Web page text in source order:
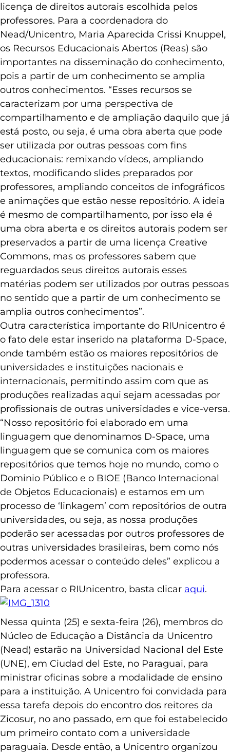
licença de direitos autorais escolhida pelos
professores. Para a coordenadora do
Nead/Unicentro, Maria Aparecida Crissi Knuppel,
os Recursos Educacionais Abertos (Reas) são
importantes na disseminação do conhecimento,
pois a partir de um conhecimento se amplia
outros conhecimentos. “Esses recursos se
caracterizam por uma perspectiva de
compartilhamento e de ampliação daquilo que já
está posto, ou seja, é uma obra aberta que pode
ser utilizada por outras pessoas com fins
educacionais: remixando vídeos, ampliando
textos, modificando slides preparados por
professores, ampliando conceitos de infográficos
e animações que estão nesse repositório. A ideia
é mesmo de compartilhamento, por isso ela é
uma obra aberta e os direitos autorais podem ser
preservados a partir de uma licença Creative
Commons, mas os professores sabem que
reguardados seus direitos autorais esses
matérias podem ser utilizados por outras pessoas
no sentido que a partir de um conhecimento se
amplia outros conhecimentos”.
Outra característica importante do RIUnicentro é
o fato dele estar inserido na plataforma D-Space,
onde também estão os maiores repositórios de
universidades e instituições nacionais e
internacionais, permitindo assim com que as
produções realizadas aqui sejam acessadas por
profissionais de outras universidades e vice-versa.
“Nosso repositório foi elaborado em uma
linguagem que denominamos D-Space, uma
linguagem que se comunica com os maiores
repositórios que temos hoje no mundo, como o
Dominio Público e o BIOE (Banco Internacional
de Objetos Educacionais) e estamos em um
processo de ‘linkagem’ com repositórios de outra
universidades, ou seja, as nossa produções
poderão ser acessadas por outros professores de
outras universidades brasileiras, bem como nós
podermos acessar o conteúdo deles” explicou a
professora.
Para acessar o RIUnicentro, basta clicar aqui.
Nessa quinta (25) e sexta-feira (26), membros do
Núcleo de Educação a Distância da Unicentro
(Nead) estarão na Universidad Nacional del Este
(UNE), em Ciudad del Este, no Paraguai, para
ministrar oficinas sobre a modalidade de ensino
para a instituição. A Unicentro foi convidada para
essa tarefa depois do encontro dos reitores da
Zicosur, no ano passado, em que foi estabelecido
um primeiro contato com a universidade
paraguaia. Desde então, a Unicentro organizou